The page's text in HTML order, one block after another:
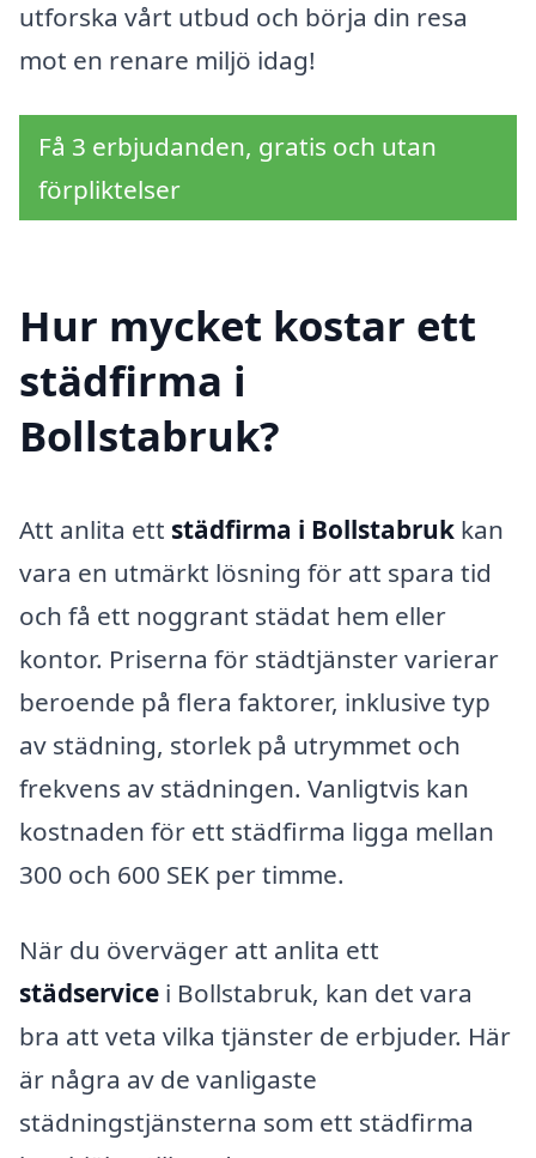
utforska vårt utbud och börja din resa
mot en renare miljö idag!
Få 3 erbjudanden, gratis och utan
förpliktelser
Hur mycket kostar ett
städfirma i
Bollstabruk?
Att anlita ett städfirma i Bollstabruk kan
vara en utmärkt lösning för att spara tid
och få ett noggrant städat hem eller
kontor. Priserna för städtjänster varierar
beroende på flera faktorer, inklusive typ
av städning, storlek på utrymmet och
frekvens av städningen. Vanligtvis kan
kostnaden för ett städfirma ligga mellan
300 och 600 SEK per timme.
När du överväger att anlita ett
städservice i Bollstabruk, kan det vara
bra att veta vilka tjänster de erbjuder. Här
är några av de vanligaste
städningstjänsterna som ett städfirma